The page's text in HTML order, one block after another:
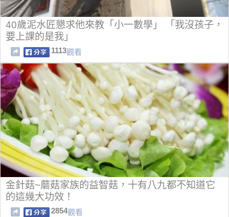
40歲泥水匠懇求他來教「小一數學」 「我沒孩子，
要上課的是我」
1113觀看
金針菇~蘑菇家族的益智菇，十有八九都不知道它
的這幾大功效！
2854觀看